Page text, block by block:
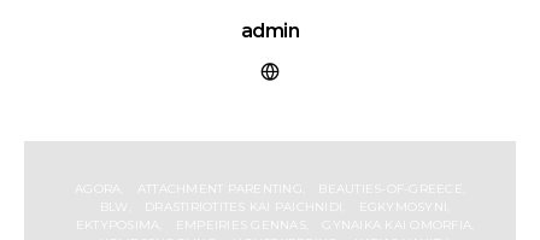
admin
AGORA ATTACHMENT PARENTING
BEAUTIES-OF-GREECE
BLW
DRASTIRIOTITES KAI PAICHNIDI
EGKYMOSYNI
EKTYPOSIMA
EMPEIRIES GENNAS
GYNAIKA KAI OMORFIA